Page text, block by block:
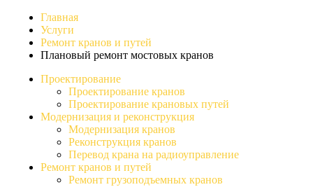
Главная
Услуги
Ремонт кранов и путей
Плановый ремонт мостовых кранов
Проектирование
Проектирование кранов
Проектирование крановых путей
Модернизация и реконструкция
Модернизация кранов
Реконструкция кранов
Перевод крана на радиоуправление
Ремонт кранов и путей
Ремонт грузоподъемных кранов